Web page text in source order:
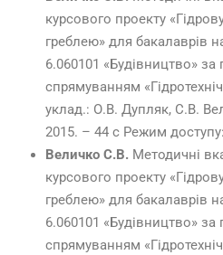
курсового проекту
греблею» для бакалаврів
6.060101 «Будівництво»
спрямуванням
уклад.: О.В. Дупляк, С.В.
2015. – 44 с Режим доступу:
Величко С.В. Методичні
курсового проекту
греблею» для бакалаврів
6.060101 «Будівництво»
спрямуванням